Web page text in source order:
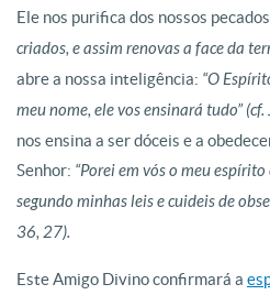
Ele nos purifica dos nossos
criados, e assim renovas a face da
abre a nossa inteligência: “O
meu nome, ele vos ensinará tudo”
nos ensina a ser dóceis e a
Senhor: “Porei em vós o meu
segundo minhas leis e cuideis de
36, 27).
Este Amigo Divino confirmará a